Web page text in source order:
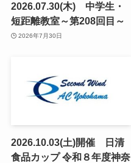
2026.07.30(木) 中学生・
短距離教室～第208回目～
2026年7月30日
2026.10.03(土)開催 日清
食品カップ 令和８年度神奈